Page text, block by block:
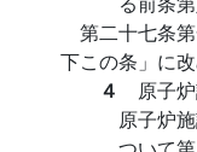
第二十七条
下この条」に
４ 原子
原子炉